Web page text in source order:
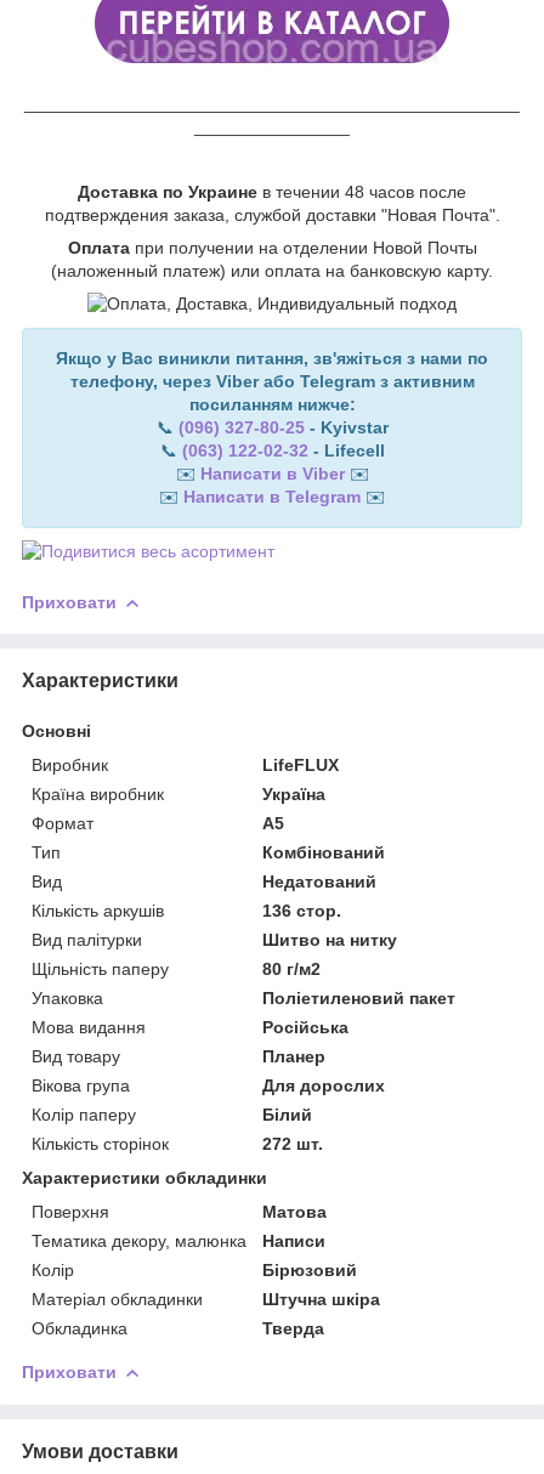
Доставка по Украине в течении 48 часов после
подтверждения заказа, службой доставки "Новая Почта".
Оплата при получении на отделении Новой Почты
(наложенный платеж) или оплата на банковскую карту.
Якщо у Вас виникли питання, зв'яжіться з нами по
телефону, через Viber або Telegram з активним
посиланням нижче:
📞 (096) 327-80-25- Kyivstar
📞 (063) 122-02-32 - Lifecell
✉️ Написати в Viber ✉️
✉️ Написати в Telegram ✉️
Приховати
Характеристики
Основні
Виробник
LifeFLUX
Країна виробник
Україна
Формат
A5
Тип
Комбінований
Вид
Недатований
Кількість аркушів
136 стор.
Вид палітурки
Шитво на нитку
Щільність паперу
80 г/м2
Упаковка
Поліетиленовий пакет
Мова видання
Російська
Вид товару
Планер
Вікова група
Для дорослих
Колір паперу
Білий
Кількість сторінок
272 шт.
Характеристики обкладинки
Поверхня
Матова
Тематика декору, малюнка
Написи
Колір
Бірюзовий
Матеріал обкладинки
Штучна шкіра
Обкладинка
Тверда
Приховати
Умови доставки